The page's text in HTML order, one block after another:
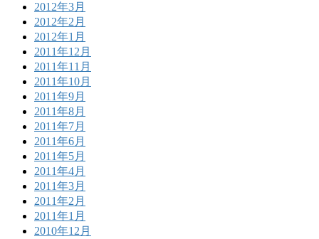
2012年3月
2012年2月
2012年1月
2011年12月
2011年11月
2011年10月
2011年9月
2011年8月
2011年7月
2011年6月
2011年5月
2011年4月
2011年3月
2011年2月
2011年1月
2010年12月